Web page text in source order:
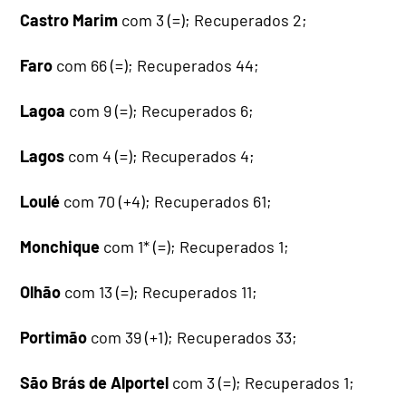
Castro Marim com 3 (=); Recuperados 2;
Faro com 66 (=); Recuperados 44;
Lagoa com 9 (=); Recuperados 6;
Lagos com 4 (=); Recuperados 4;
Loulé com 70 (+4); Recuperados 61;
Monchique com 1* (=); Recuperados 1;
Olhão com 13 (=); Recuperados 11;
Portimão com 39 (+1); Recuperados 33;
São Brás de Alportel com 3 (=); Recuperados 1;